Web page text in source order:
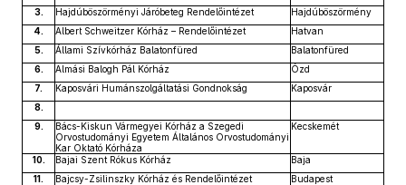
3.
Hajdúböszörményi Járóbeteg Rendelőintézet
Hajdúböszörmény
4.
Albert Schweitzer Kórház – Rendelőintézet
Hatvan
5.
Állami Szívkórház Balatonfüred
Balatonfüred
6.
Almási Balogh Pál Kórház
Ózd
7.
Kaposvári Humánszolgáltatási Gondnokság
Kaposvár
8.
9.
Bács-Kiskun Vármegyei Kórház a Szegedi
Orvostudományi Egyetem Általános Orvostudományi
Kar Oktató Kórháza
Kecskemét
10. Bajai Szent Rókus Kórház
Baja
11.
Bajcsy-Zsilinszky Kórház és Rendelőintézet
Budapest